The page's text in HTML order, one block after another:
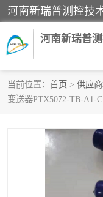
河南新瑞普
当前位置： 首页 > 供应
变送器PTX5072-TB-A1-
霍尼韦尔压力变送
1151/3351产品分